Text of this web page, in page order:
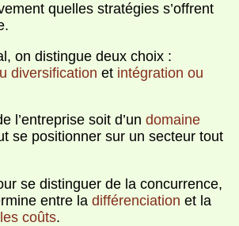
quelles stratégies s’offrent
on distingue deux choix :
diversification et intégration ou
l’entreprise soit d’undomaine
se positionner sur un secteur tout
se distinguer de la concurrence,
entre ladifférenciation et la
coûts.